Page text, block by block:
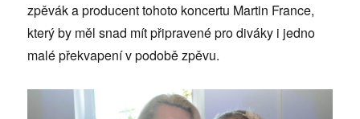
zpěvák a producent tohoto koncertu Martin France,
který by měl snad mít připravené pro diváky i jedno
malé překvapení v podobě zpěvu.